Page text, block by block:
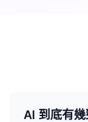
AI 到底有